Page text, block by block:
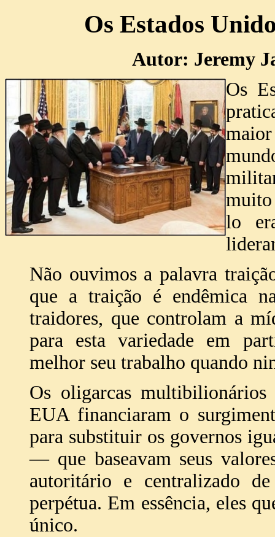
Os Estados
Autor: Jeremy
Os
muito
lo
Não ouvimos a palavra
que a traição é endêmica
traidores, que controlam a
para esta variedade em
melhor seu trabalho quando
Os oligarcas
EUA financiaram o
para substituir os governos
— que baseavam seus
autoritário e centralizado
perpétua. Em essência, eles
único.